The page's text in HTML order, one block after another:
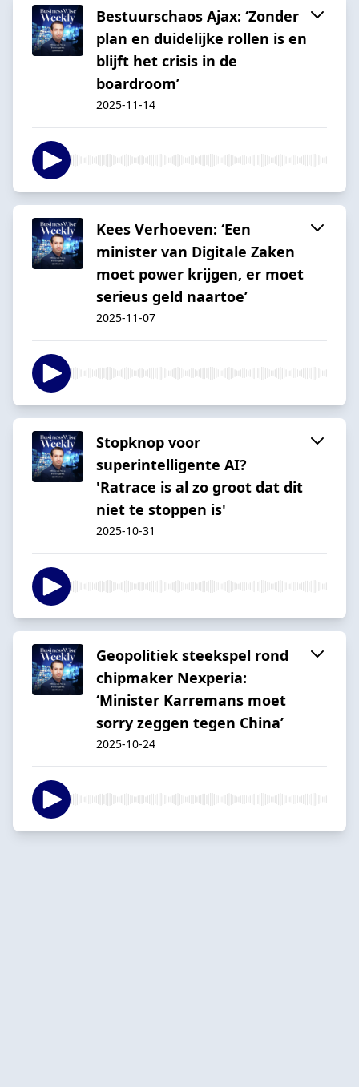
Bestuurschaos Ajax: ‘Zonder
plan en duidelijke rollen is en
blijft het crisis in de
boardroom’
2025-11-14
Kees Verhoeven: ‘Een
minister van Digitale Zaken
moet power krijgen, er moet
serieus geld naartoe’
2025-11-07
Stopknop voor
superintelligente AI?
'Ratrace is al zo groot dat dit
niet te stoppen is'
2025-10-31
Geopolitiek steekspel rond
chipmaker Nexperia:
‘Minister Karremans moet
sorry zeggen tegen China’
2025-10-24